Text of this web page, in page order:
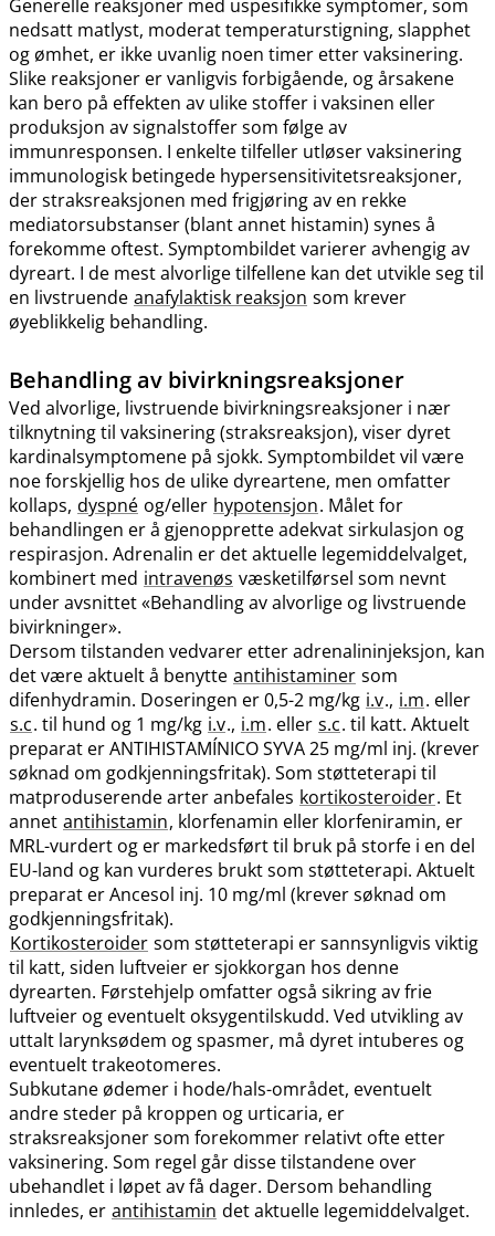
Generelle reaksjoner med uspesifikke symptomer, som
nedsatt matlyst, moderat temperaturstigning, slapphet
og ømhet, er ikke uvanlig noen timer etter vaksinering.
Slike reaksjoner er vanligvis forbigående, og årsakene
kan bero på effekten av ulike stoffer i vaksinen eller
produksjon av signalstoffer som følge av
immunresponsen. I enkelte tilfeller utløser vaksinering
immunologisk betingede hypersensitivitetsreaksjoner,
der straksreaksjonen med frigjøring av en rekke
mediatorsubstanser (blant annet histamin) synes å
forekomme oftest. Symptombildet varierer avhengig av
dyreart. I de mest alvorlige tilfellene kan det utvikle seg til
en livstruende anafylaktisk reaksjon som krever
øyeblikkelig behandling.
Behandling av bivirkningsreaksjoner
Ved alvorlige, livstruende bivirkningsreaksjoner i nær
tilknytning til vaksinering (straksreaksjon), viser dyret
kardinalsymptomene på sjokk. Symptombildet vil være
noe forskjellig hos de ulike dyreartene, men omfatter
kollaps, dyspné og​/​eller hypotensjon. Målet for
behandlingen er å gjenopprette adekvat sirkulasjon og
respirasjon. Adrenalin er det aktuelle legemiddelvalget,
kombinert med intravenøs væsketilførsel som nevnt
under avsnittet «Behandling av alvorlige og livstruende
bivirkninger».
Dersom tilstanden vedvarer etter adrenalininjeksjon, kan
det være aktuelt å benytte antihistaminer som
difenhydramin. Doseringen er 0,5-2 mg/kg i.v., i.m. eller
s.c. til hund og 1 mg/kg i.v., i.m. eller s.c. til katt. Aktuelt
preparat er ANTIHISTAMÍNICO SYVA 25 mg/ml inj. (krever
søknad om godkjenningsfritak). Som støtteterapi til
matproduserende arter anbefales kortikosteroider. Et
annet antihistamin, klorfenamin eller klorfeniramin, er
MRL-vurdert og er markedsført til bruk på storfe i en del
EU-land og kan vurderes brukt som støtteterapi. Aktuelt
preparat er Ancesol inj. 10 mg/ml (krever søknad om
godkjenningsfritak).
Kortikosteroider som støtteterapi er sannsynligvis viktig
til katt, siden luftveier er sjokkorgan hos denne
dyrearten. Førstehjelp omfatter også sikring av frie
luftveier og eventuelt oksygentilskudd. Ved utvikling av
uttalt larynksødem og spasmer, må dyret intuberes og
eventuelt trakeotomeres.
Subkutane ødemer i hode​/​hals-området, eventuelt
andre steder på kroppen og urticaria, er
straksreaksjoner som forekommer relativt ofte etter
vaksinering. Som regel går disse tilstandene over
ubehandlet i løpet av få dager. Dersom behandling
innledes, er antihistamin det aktuelle legemiddelvalget.